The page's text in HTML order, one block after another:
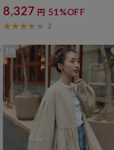
8,327 円 51%OFF
2
10